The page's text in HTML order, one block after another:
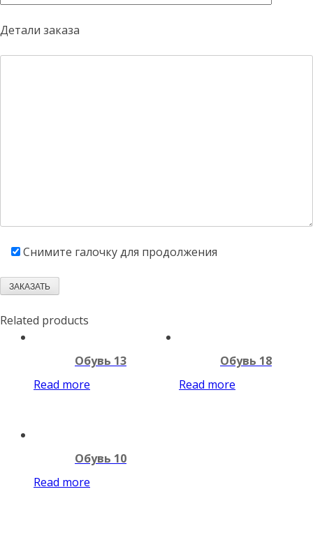
Детали заказа
Снимите галочку для продолжения
Related products
Обувь 13
Read more
Обувь 18
Read more
Обувь 10
Read more